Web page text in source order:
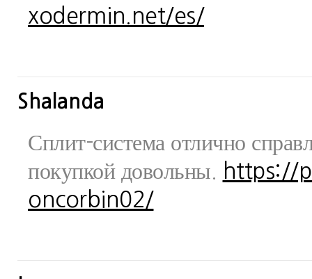
xodermin.net/es/
Shalanda
Сплит-система отлично
покупкой довольны.
https://
oncorbin02/